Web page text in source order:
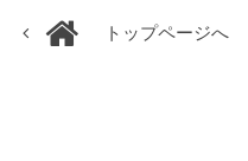
トップページへ